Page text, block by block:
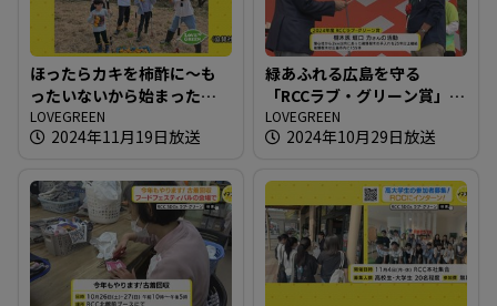
ほったらカキを柿酢に～も
ったいないから始まったク
マよけ
LOVEGREEN
2024年11月19日放送
緑あふれる広島を守る
「RCCラブ・グリーン賞」表
彰式開催
LOVEGREEN
2024年10月29日放送